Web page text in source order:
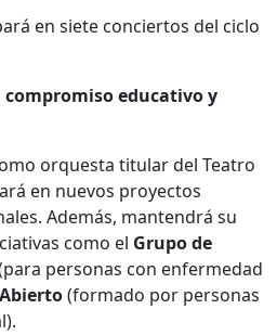
en siete conciertos del ciclo
compromiso educativo y
orquesta titular del Teatro
en nuevos proyectos
Además, mantendrá su
como el Grupo de
personas con enfermedad
(formado por personas